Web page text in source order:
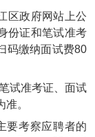
区政府网站上公
份证和笔试准考
码缴纳面试费80
试准考证、面试
。
要考察应聘者的